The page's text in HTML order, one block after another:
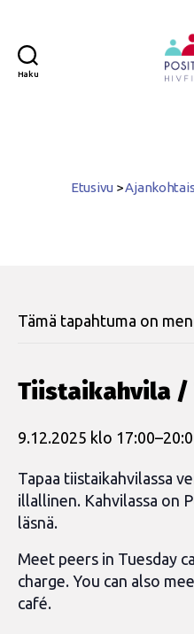
Haku
Etusivu >
Tämä tapahtuma on
Tiistaikahvila /
9.12.2025 klo 17:00–
Tapaa tiistaikahvilassa
illallinen. Kahvilassa on
läsnä.
Meet peers in Tuesday
charge. You can also
café.